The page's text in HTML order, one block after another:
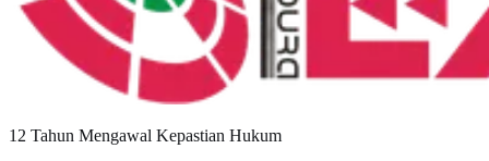
12 Tahun Mengawal Kepastian Hukum